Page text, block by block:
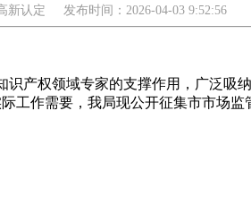
新认定 发布时间：2026-04-03 9:52:56
产权领域专家的支撑作用，广泛吸
作需要，我局现公开征集市市场